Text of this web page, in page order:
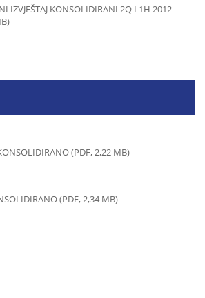
IZVJEŠTAJ KONSOLIDIRANI 2Q I 1H 2012
(PDF, 2,22 MB)
(PDF, 2,34 MB)